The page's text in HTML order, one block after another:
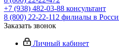
+7 (938) 482-03-88 консультант
8 (800) 22-22-112 филиалы в
Заказать звонок
Личный кабинет